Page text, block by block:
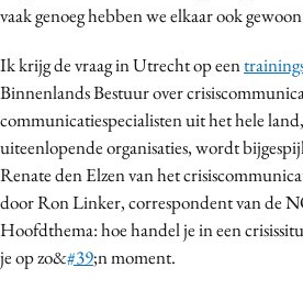
Data & Insights
Digital transformation
Diversiteit
Effectiviteit
Gedragsverandering
Influencer marketing
Interne communicatie
Martech
vaak genoeg hebben we elkaar ook
Ik krijg de vraag in Utrecht op een
Binnenlands Bestuur over
communicatiespecialisten uit het hele
uiteenlopende organisaties, wordt
Renate den Elzen van het
door Ron Linker, correspondent van de
Hoofdthema: hoe handel je in een
je op zo&#39;n moment.